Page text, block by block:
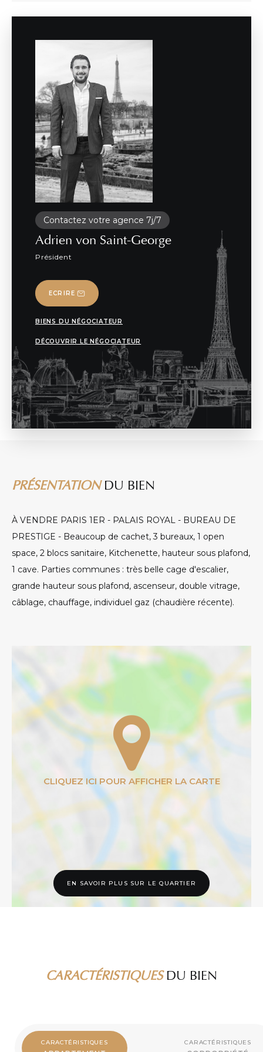
Contactez votre agence 7j/7
Adrien von Saint-George
Président
ECRIRE
BIENS DU NÉGOCIATEUR
DÉCOUVRIR LE NÉGOCIATEUR
PRÉSENTATIONDU BIEN
À VENDRE PARIS 1ER - PALAIS ROYAL - BUREAU DE
PRESTIGE - Beaucoup de cachet, 3 bureaux, 1 open
space, 2 blocs sanitaire, Kitchenette, hauteur sous plafond,
1 cave. Parties communes : très belle cage d'escalier,
grande hauteur sous plafond, ascenseur, double vitrage,
câblage, chauffage, individuel gaz (chaudière récente).
EN SAVOIR PLUS SUR LE QUARTIER
CARACTÉRISTIQUESDU BIEN
CARACTÉRISTIQUES CARACTÉRISTIQUES